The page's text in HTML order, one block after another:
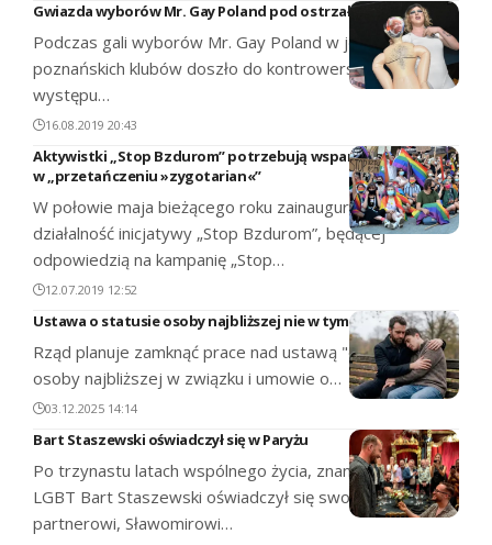
Gwiazda wyborów Mr. Gay Poland pod ostrzałem mediów
Podczas gali wyborów Mr. Gay Poland w jednym z
poznańskich klubów doszło do kontrowersyjnego
występu…
16.08.2019 20:43
Aktywistki „Stop Bzdurom” potrzebują wsparcia
w „przetańczeniu »zygotarian«”
W połowie maja bieżącego roku zainaugurowano
działalność inicjatywy „Stop Bzdurom”, będącej
odpowiedzią na kampanię „Stop…
12.07.2019 12:52
Ustawa o statusie osoby najbliższej nie w tym roku?
Rząd planuje zamknąć prace nad ustawą "o statusie
osoby najbliższej w związku i umowie o…
03.12.2025 14:14
Bart Staszewski oświadczył się w Paryżu
Po trzynastu latach wspólnego życia, znany działacz
LGBT Bart Staszewski oświadczył się swojemu
partnerowi, Sławomirowi…